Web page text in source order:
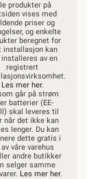
produkter på
vises med
priser og
og enkelte
beregnet for
installasjon kan
installeres av en
registrert
Les mer her.
går på strøm
batterier (EE-
skal leveres til
når det ikke kan
lenger. Du kan
dette gratis i
våre varehus
andre butikker
selger samme
Les mer her.